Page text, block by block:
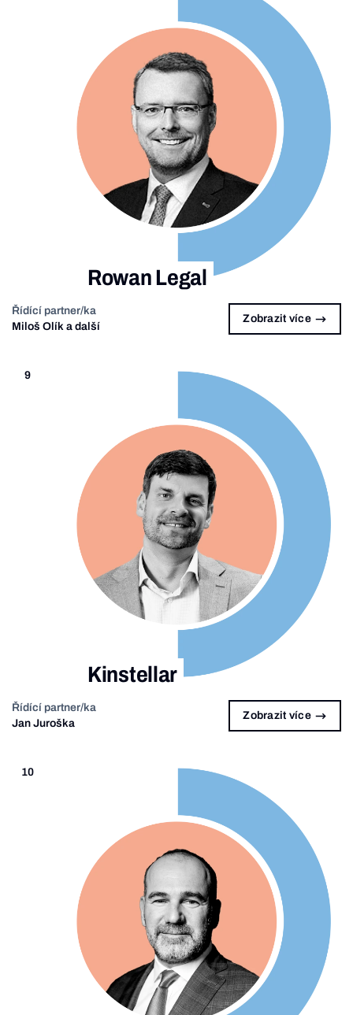
Rowan Legal
Řídící partner/ka
Miloš Olík a další
Zobrazit více
9
Kinstellar
Řídící partner/ka
Jan Juroška
Zobrazit více
10